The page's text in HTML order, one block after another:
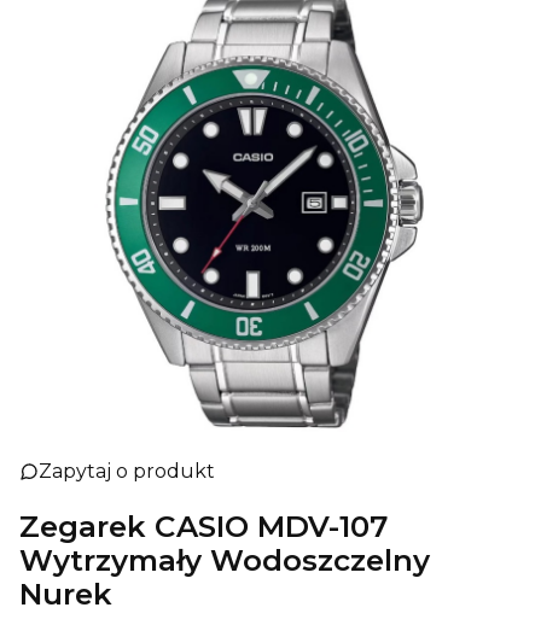
Zapytaj o produkt
Zegarek CASIO MDV-107
Wytrzymały Wodoszczelny
Nurek